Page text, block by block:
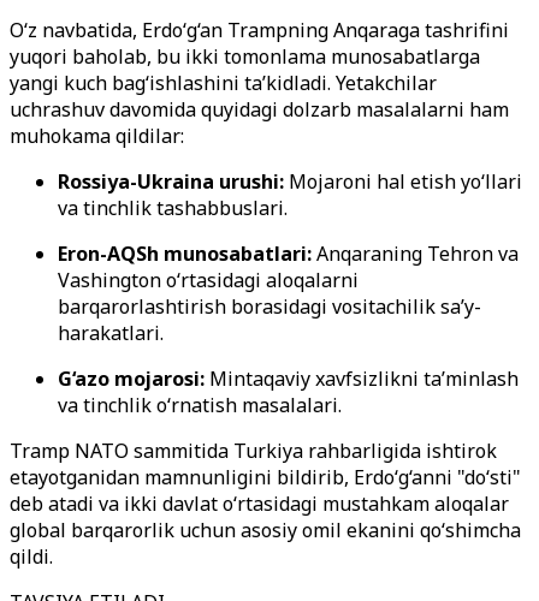
O‘z navbatida, Erdo‘g‘an Trampning Anqaraga tashrifini
yuqori baholab, bu ikki tomonlama munosabatlarga
yangi kuch bag‘ishlashini ta’kidladi. Yetakchilar
uchrashuv davomida quyidagi dolzarb masalalarni ham
muhokama qildilar:
Rossiya-Ukraina urushi: Mojaroni hal etish yo‘llari
va tinchlik tashabbuslari.
Eron-AQSh munosabatlari:Anqaraning Tehron va
Vashington o‘rtasidagi aloqalarni
barqarorlashtirish borasidagi vositachilik sa’y-
harakatlari.
G‘azo mojarosi: Mintaqaviy xavfsizlikni ta’minlash
va tinchlik o‘rnatish masalalari.
Tramp NATO sammitida Turkiya rahbarligida ishtirok
etayotganidan mamnunligini bildirib, Erdo‘g‘anni "do‘sti"
deb atadi va ikki davlat o‘rtasidagi mustahkam aloqalar
global barqarorlik uchun asosiy omil ekanini qo‘shimcha
qildi.